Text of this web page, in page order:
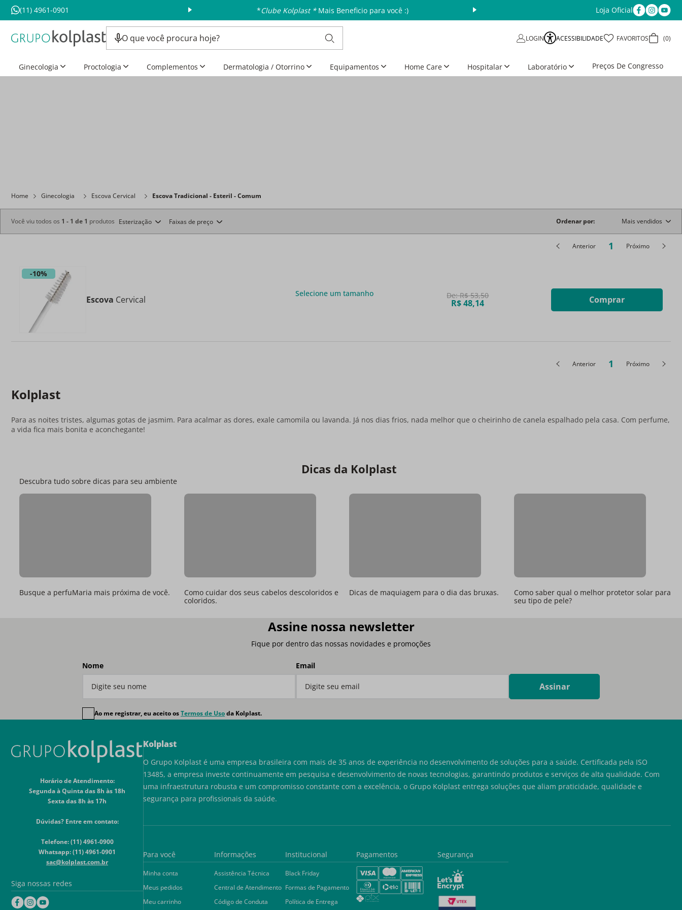
(11) 4961-0901 *Clube Kolplast *Mais Beneficio para você :) Aproveite as Ofertas da Semana Últimos dias
Loja Oficial
LOGIN ACESSIBILIDADE FAVORITOS 0
Ginecologia Proctologia Complementos Dermatologia / Otorrino Equipamentos Home Care Hospitalar Laboratório Preços De Congresso
Home Ginecologia Escova Cervical Escova Tradicional - Esteril - Comum
Você viu todos os 1 - 1 de 1 produtos Esterização Faixas de preço Ordenar por Mais vendidos
Anterior 1 Próximo
-10%
Escova Cervical
Selecione um tamanho De:R$ 53,50
R$ 48,14 Comprar
Anterior 1 Próximo
Kolplast
Para as noites tristes, algumas gotas de jasmim. Para acalmar as dores, exale camomila ou lavanda. Já nos dias frios, nada melhor que o cheirinho de canela espalhado pela casa. Com perfume,
a vida fica mais bonita e aconchegante!
Dicas da Kolplast
Descubra tudo sobre dicas para seu ambiente
Busque a perfuMaria mais próxima de você.
Como cuidar dos seus cabelos descoloridos e
coloridos.
Dicas de maquiagem para o dia das bruxas.
Como saber qual o melhor protetor solar para
seu tipo de pele?
Assine nossa newsletter
Fique por dentro das nossas novidades e promoções
Nome Email
Assinar
Ao me registrar, eu aceito osTermos de Usoda Kolplast.
Horário de Atendimento:
Segunda à Quinta das 8h às 18h
Sexta das 8h às 17h
Dúvidas? Entre em contato:
Telefone: (11) 4961-0900
Whatsapp: (11) 4961-0901
sac@kolplast.com.br
Siga nossas redes
Kolplast
O Grupo Kolplast é uma empresa brasileira com mais de 35 anos de experiência no desenvolvimento de soluções para a saúde. Certificada pela ISO
13485, a empresa investe continuamente em pesquisa e desenvolvimento de novas tecnologias, garantindo produtos e serviços de alta qualidade. Com
uma infraestrutura robusta e um compromisso constante com a excelência, o Grupo Kolplast entrega soluções que aliam praticidade, qualidade e
segurança para profissionais da saúde.
Para você
Minha conta
Meus pedidos
Meu carrinho
Informações
Assistência Técnica
Central de Atendimento
Código de Conduta
Institucional
Black Friday
Formas de Pagamento
Política de Entrega
Pagamentos Segurança